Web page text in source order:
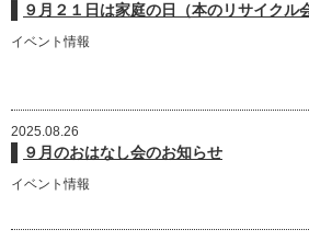
９月２１日は家庭の日（本のリサイクル
イベント情報
2025.08.26
９月のおはなし会のお知らせ
イベント情報